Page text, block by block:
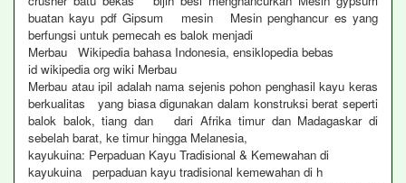
buatan kayu pdf Gipsum mesin Mesin penghancur es yang
berfungsi untuk pemecah es balok menjadi
Merbau Wikipedia bahasa Indonesia, ensiklopedia bebas
id wikipedia org wiki Merbau
Merbau atau ipil adalah nama sejenis pohon penghasil kayu keras
berkualitas yang biasa digunakan dalam konstruksi berat seperti
balok balok, tiang dan dari Afrika timur dan Madagaskar di
sebelah barat, ke timur hingga Melanesia,
kayukuina: Perpaduan Kayu Tradisional & Kemewahan di
kayukuina perpaduan kayu tradisional kemewahan di h